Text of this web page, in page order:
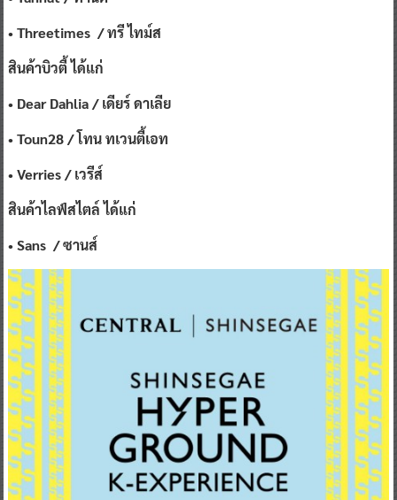
• Threetimes /ทรี ไทม์ส
สินค้าบิวตี้ ได้แก่
• Dear Dahlia /เดียร์ ดาเลีย
• Toun28 /โทน ทเวนตี้เอท
• Verries /เวรีส์
สินค้าไลฟ์สไตล์ ได้แก่
• Sans / ซานส์